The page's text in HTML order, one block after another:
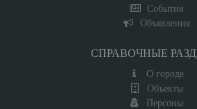
События
Объявления
СПРАВОЧНЫЕ
О городе
Объекты
Персоны